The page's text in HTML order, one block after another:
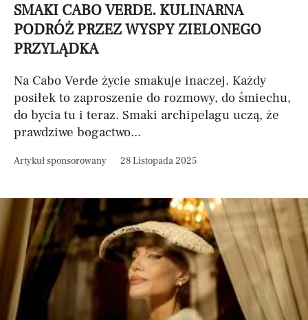
SMAKI CABO VERDE. KULINARNA
PODRÓŻ PRZEZ WYSPY ZIELONEGO
PRZYLĄDKA
Na Cabo Verde życie smakuje inaczej. Każdy
posiłek to zaproszenie do rozmowy, do śmiechu,
do bycia tu i teraz. Smaki archipelagu uczą, że
prawdziwe bogactwo...
Artykuł sponsorowany 28 Listopada 2025